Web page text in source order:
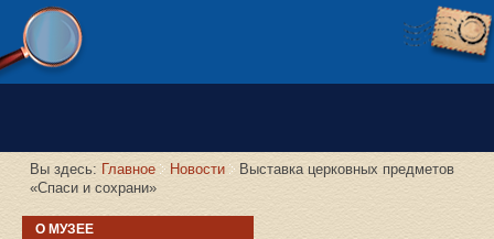
Версия сайта для слабовидящих
Вы здесь: Главное Новости
Выставка церковных предметов
«Спаси и сохрани»
О МУЗЕЕ